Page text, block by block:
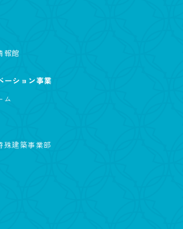
報館
ーション事業
ム
殊建築事業部